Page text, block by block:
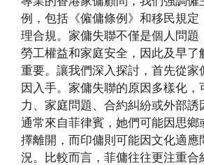
例，包括《僱傭條例》和移民規定
理合規。家傭失聯不僅是個人問題
勞工權益和家庭安全，因此及早了
重要。讓我們深入探討，首先從家
因入手。家傭失聯的原因多樣化，
力、家庭問題、合約糾紛或外部誘
通常來自菲律賓，她們可能因思鄉
擇離開，而印傭則可能因文化適應
況。比較而言，菲傭往往更注重合